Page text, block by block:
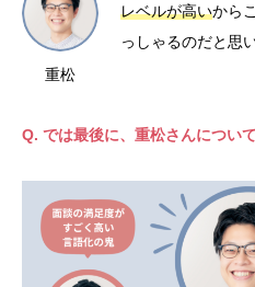
重松
レベルが高いから
っしゃるのだと思
Q. では最後に、重松さんについ